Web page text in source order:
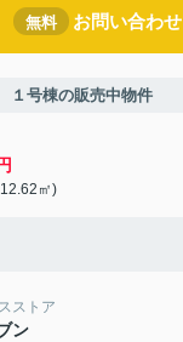
無料 お問い合わせ
号棟の販売中物件
㎡)
ストア
ン